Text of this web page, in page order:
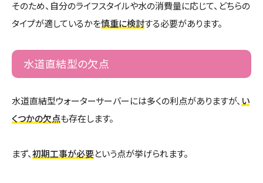
そのため、自分のライフスタイルや水の消費量に応じて、どちらの
タイプが適しているかを慎重に検討する必要があります。
水道直結型の欠点
水道直結型ウォーターサーバーには多くの利点がありますが、 い
くつかの欠点も存在します。
まず、 初期工事が必要という点が挙げられます。